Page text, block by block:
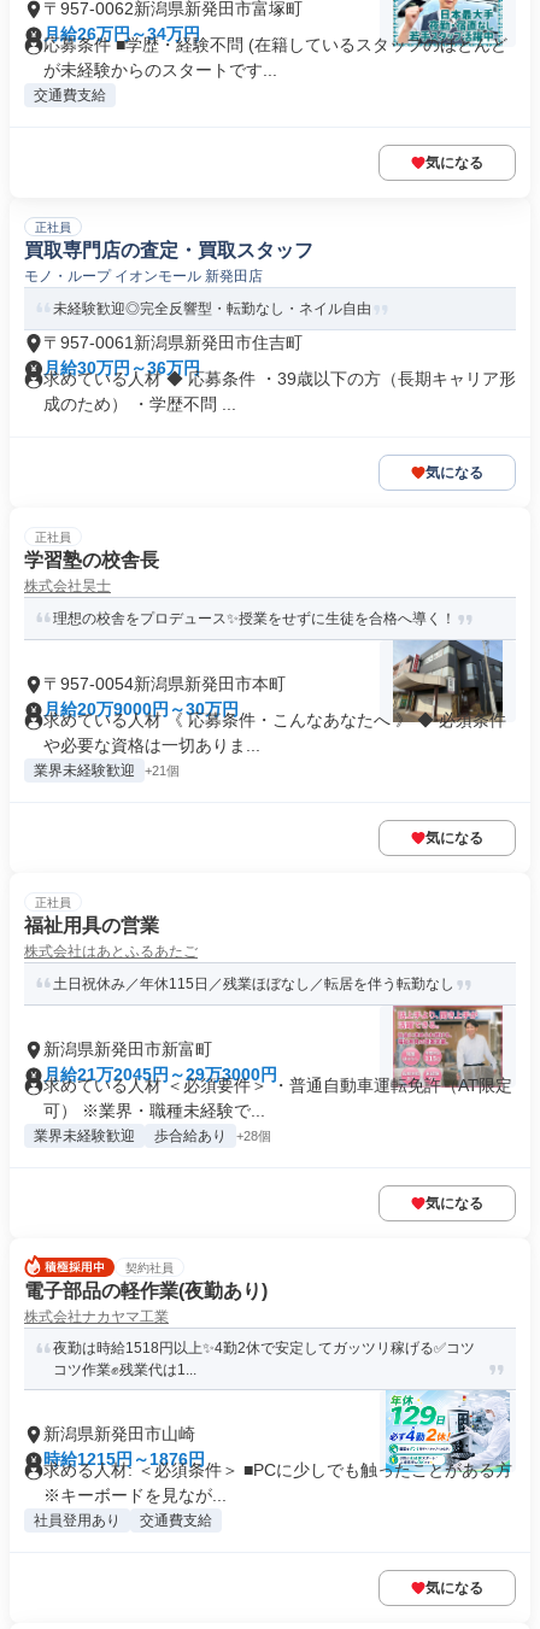
〒957-0062新潟県新発田市富塚町
月給26万円～34万円
応募条件 ■学歴・経験不問 (在籍しているスタッフのほとんど
が未経験からのスタートです...
交通費支給
気になる
正社員
買取専門店の査定・買取スタッフ
モノ・ループ イオンモール 新発田店
未経験歓迎◎完全反響型・転勤なし・ネイル自由
〒957-0061新潟県新発田市住吉町
月給30万円～36万円
求めている人材 ◆ 応募条件 ・39歳以下の方（長期キャリア形
成のため） ・学歴不問 ...
気になる
正社員
学習塾の校舎長
株式会社昊士
理想の校舎をプロデュース✨授業をせずに生徒を合格へ導く！
〒957-0054新潟県新発田市本町
月給20万9000円～30万円
求めている人材 《 応募条件・こんなあなたへ 》 ◆ 必須条件
や必要な資格は一切ありま...
業界未経験歓迎 +21個
気になる
正社員
福祉用具の営業
株式会社はあとふるあたご
土日祝休み／年休115日／残業ほぼなし／転居を伴う転勤なし
新潟県新発田市新富町
月給21万2045円～29万3000円
求めている人材 ＜必須要件＞ ・普通自動車運転免許（AT限定
可） ※業界・職種未経験で...
業界未経験歓迎 歩合給あり +28個
気になる
契約社員
電子部品の軽作業(夜勤あり)
株式会社ナカヤマ工業
夜勤は時給1518円以上✨️4勤2休で安定してガッツリ稼げる✅️コツ
コツ作業✊️残業代は1...
新潟県新発田市山崎
時給1215円～1876円
求める人材: ＜必須条件＞ ■PCに少しでも触ったことがある方
※キーボードを見なが...
社員登用あり 交通費支給
気になる